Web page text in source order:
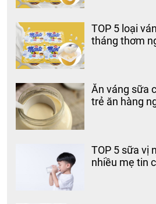
TOP 5 loại
tháng thơm
Ăn váng sữa
trẻ ăn hàng
TOP 5 sữa vị
nhiều mẹ tin